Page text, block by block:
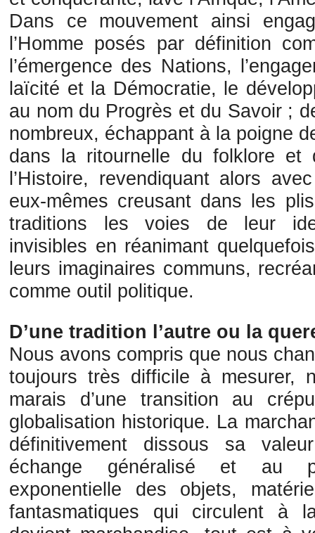
Dans ce mouvement ainsi
l’Homme posés par définition
l’émergence des Nations,
laïcité et la Démocratie, le
au nom du Progrès et du Savoir ;
nombreux, échappant à la poigne
dans la ritournelle du folklore et
l’Histoire, revendiquant alors
eux-mêmes creusant dans les
traditions les voies de leur
invisibles en réanimant
leurs imaginaires communs,
comme outil politique.
D’une tradition l’autre ou la
Nous avons compris que nous
toujours très difficile à mesurer,
marais d’une transition au
globalisation historique. La
définitivement dissous sa
échange généralisé et au
exponentielle des objets,
fantasmatiques qui circulent à